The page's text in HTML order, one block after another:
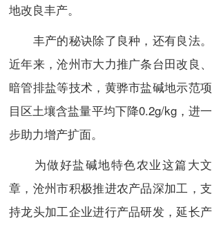
地改良丰产。
丰产的秘诀除了良种，还有良法。
近年来，沧州市大力推广条台田改良、
暗管排盐等技术，黄骅市盐碱地示范项
目区土壤含盐量平均下降0.2g/kg，进一
步助力增产扩面。
为做好盐碱地特色农业这篇大文
章，沧州市积极推进农产品深加工，支
持龙头加工企业进行产品研发，延长产